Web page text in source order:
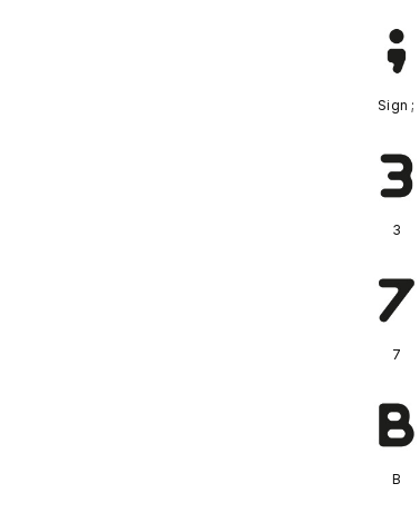
Sign ;
3
7
B